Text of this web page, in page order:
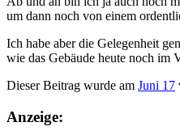
um dann noch von einem
Ich habe aber die Gelegenheit
wie das Gebäude heute noch im
Dieser Beitrag wurde am Juni 17
Anzeige: